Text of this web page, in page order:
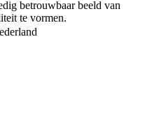
betrouwbaar beeld van
te vormen.